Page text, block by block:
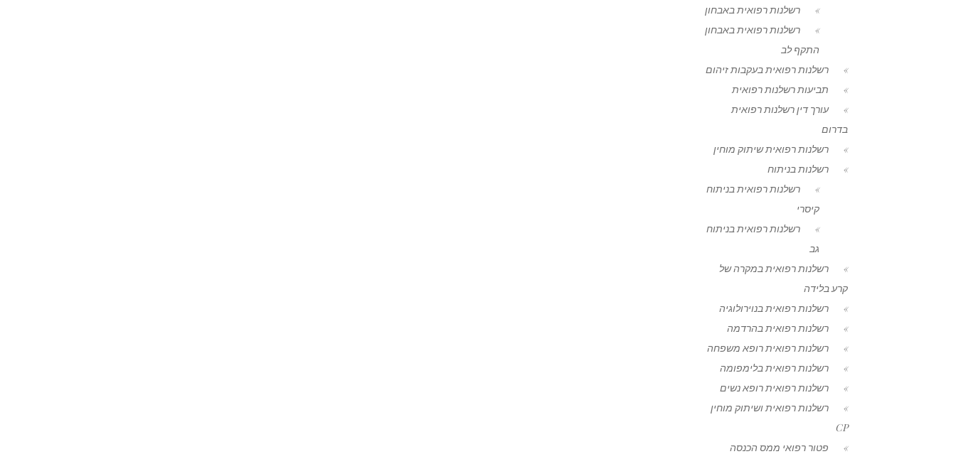
רשלנות רפואית באבחון
רשלנות רפואית באבחון
התקף לב
רשלנות רפואית בעקבות זיהום
תביעות רשלנות רפואית
עורך דין רשלנות רפואית
בדרום
רשלנות רפואית שיתוק מוחין
רשלנות בניתוח
רשלנות רפואית בניתוח
קיסרי
רשלנות רפואית בניתוח
גב
רשלנות רפואית במקרה של
קרע בלידה
רשלנות רפואית בנוירולוגיה
רשלנות רפואית בהרדמה
רשלנות רפואית רופא משפחה
רשלנות רפואית בלימפומה
רשלנות רפואית רופא נשים
רשלנות רפואית ושיתוק מוחין
CP
פטור רפואי ממס הכנסה